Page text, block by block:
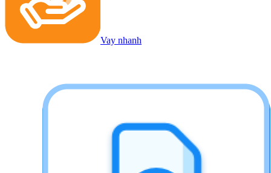
Vay nhanh